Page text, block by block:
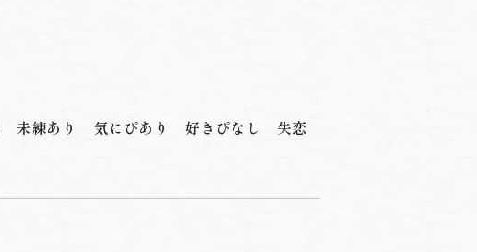
未練あり 気にぴあり 好きぴなし
失恋